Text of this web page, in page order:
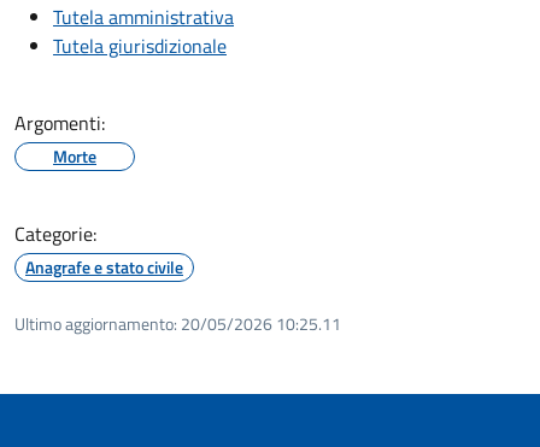
Tutela amministrativa
Tutela giurisdizionale
Argomenti:
Morte
Categorie:
Anagrafe e stato civile
Ultimo aggiornamento: 20/05/2026 10:25.11